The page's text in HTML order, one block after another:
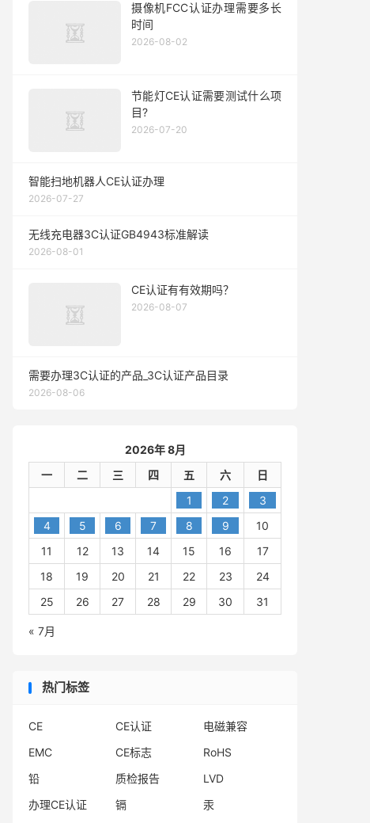
摄像机FCC认证办理需要多长
时间
2026-08-02
节能灯CE认证需要测试什么项
目?
2026-07-20
智能扫地机器人CE认证办理
2026-07-27
无线充电器3C认证GB4943标准解读
2026-08-01
CE认证有有效期吗？
2026-08-07
需要办理3C认证的产品_3C认证产品目录
2026-08-06
2026年 8月
一
二 三 四 五 六
日
1
2
3
4
5 6 7 8 9
10
11
12 13 14 15 16
17
18
19 20 21 22 23
24
25
26 27 28 29 30 31
« 7月
热门标签
CE CE认证
电磁兼容
EMC
CE标志
RoHS
铅
质检报告
LVD
办理CE认证
镉
汞